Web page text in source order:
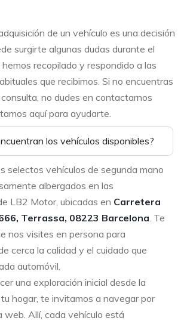
de un vehículo es una decisión
surgirte algunas dudas durante el
recopilado y respondido a las
que recibimos. Si no encuentras
no dudes en contactarnos
aquí para ayudarte.
los vehículos disponibles?
selectos vehículos de segunda mano
albergados en las
LB2 Motor, ubicadas en Carretera
Terrassa, 08223 Barcelona. Te
nos visites en persona para
cerca la calidad y el cuidado que
automóvil.
una exploración inicial desde la
hogar, te invitamos a navegar por
web. Allí, cada vehículo está